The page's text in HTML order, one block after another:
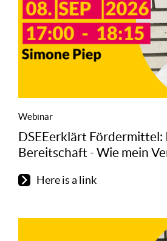
Webinar
DSEEerklärt
Bereitschaft - Wie mein
Here is a link